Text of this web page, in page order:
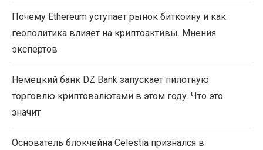
Почему Ethereum уступает рынок биткоину и как
геополитика влияет на криптоактивы. Мнения
экспертов
Немецкий банк DZ Bank запускает пилотную
торговлю криптовалютами в этом году. Что это
значит
Основатель блокчейна Celestia признался в